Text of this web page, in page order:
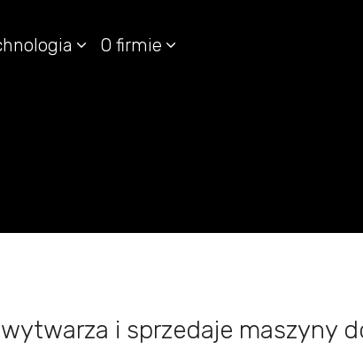
O firmie
i sprzedaje maszyny